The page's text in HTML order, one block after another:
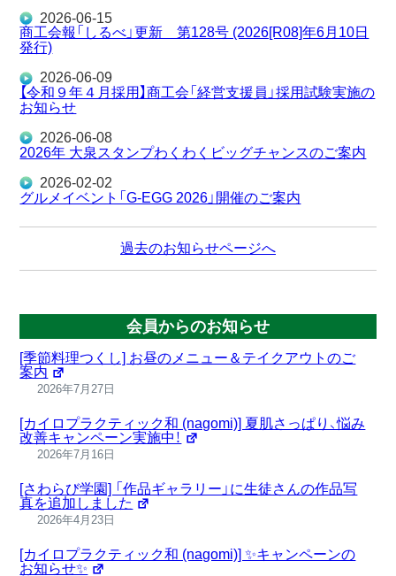
2026-06-15
商工会報「しるべ」更新 第128号 (2026[R08]年6月10日
発行)
2026-06-09
【令和９年４月採用】商工会「経営支援員」採用試験実施の
お知らせ
2026-06-08
2026年 大泉スタンプわくわくビッグチャンスのご案内
2026-02-02
グルメイベント「G-EGG 2026」開催のご案内
過去のお知らせページへ
会員からのお知らせ
[季節料理つくし] お昼のメニュー＆テイクアウトのご
案内
2026年7月27日
[カイロプラクティック和 (nagomi)] 夏肌さっぱり、悩み
改善キャンペーン実施中！
2026年7月16日
[さわらび学園] 「作品ギャラリー」に生徒さんの作品写
真を追加しました
2026年4月23日
[カイロプラクティック和 (nagomi)] ✨キャンペーンの
お知らせ✨